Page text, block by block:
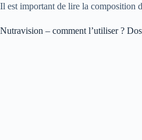
Il est important de lire la composition
Nutravision – comment l’utiliser ?